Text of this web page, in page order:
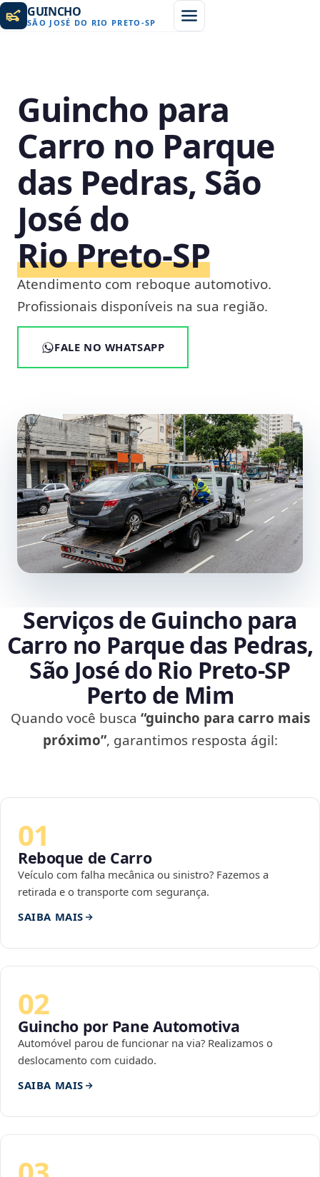
GUINCHO
SÃO JOSÉ DO RIO PRETO -SP
Guincho para
Carro no Parque
das Pedras, São
José do
Rio Preto‑SP
Atendimento com reboque automotivo.
Profissionais disponíveis na sua região.
FALE NO WHATSAPP
Serviços de Guincho para
Carro no Parque das Pedras,
São José do Rio Preto‑SP
Perto de Mim
Quando você busca “guincho para carro mais
próximo”, garantimos resposta ágil:
01
Reboque de Carro
Veículo com falha mecânica ou sinistro? Fazemos a
retirada e o transporte com segurança.
SAIBA MAIS
02
Guincho por Pane Automotiva
Automóvel parou de funcionar na via? Realizamos o
deslocamento com cuidado.
SAIBA MAIS